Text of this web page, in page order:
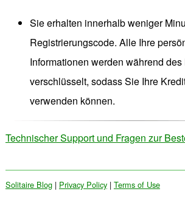
Sie erhalten innerhalb weniger
Registrierungscode. Alle Ihre
Informationen werden während
verschlüsselt, sodass Sie Ihre
verwenden können.
Technischer Support und Fragen zur
Solitaire Blog| Privacy Policy| Terms of Use